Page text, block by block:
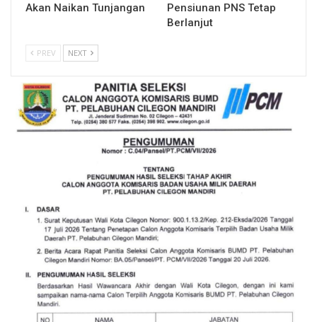
Akan Naikan Tunjangan
Pensiunan PNS Tetap
Berlanjut
PREV NEXT